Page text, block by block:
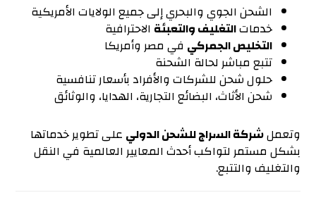
الشحن الجوي والبحري إلى جميع الولايات الأمريكية
خدماتالتغليف والتعبئة الاحترافية
التخليص الجمركي في مصر وأمريكا
تتبع مباشر لحالة الشحنة
حلول شحن للشركات والأفراد بأسعار تنافسية
شحن الأثاث، البضائع التجارية، الهدايا، والوثائق
وتعملشركة السراج للشحن الدولي على تطوير خدماتها
بشكل مستمر لتواكب أحدث المعايير العالمية في النقل
والتغليف والتتبع.